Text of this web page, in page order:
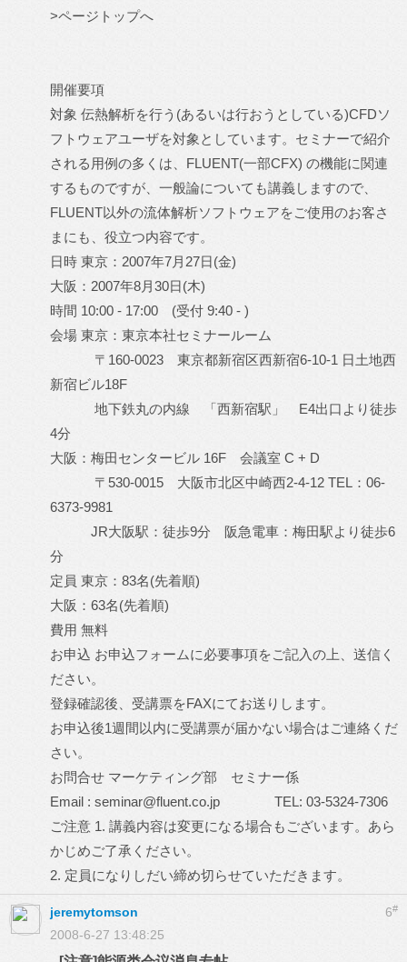
>ページトップへ
開催要項
対象 伝熱解析を行う(あるいは行おうとしている)CFDソ
フトウェアユーザを対象としています。セミナーで紹介
される用例の多くは、FLUENT(一部CFX) の機能に関連
するものですが、一般論についても講義しますので、
FLUENT以外の流体解析ソフトウェアをご使用のお客さ
まにも、役立つ内容です。
日時 東京：2007年7月27日(金)
大阪：2007年8月30日(木)
時間 10:00 - 17:00 (受付 9:40 - )
会場 東京：東京本社セミナールーム
〒160-0023 東京都新宿区西新宿6-10-1 日土地西
新宿ビル18F
地下鉄丸の内線 「西新宿駅」 E4出口より徒歩
4分
大阪：梅田センタービル 16F 会議室 C + D
〒530-0015 大阪市北区中崎西2-4-12 TEL：06-
6373-9981
JR大阪駅：徒歩9分 阪急電車：梅田駅より徒歩6
分
定員 東京：83名(先着順)
大阪：63名(先着順)
費用 無料
お申込 お申込フォームに必要事項をご記入の上、送信く
ださい。
登録確認後、受講票をFAXにてお送りします。
お申込後1週間以内に受講票が届かない場合はご連絡くだ
さい。
お問合せ マーケティング部 セミナー係
Email : seminar@fluent.co.jp TEL: 03-5324-7306
ご注意 1. 講義内容は変更になる場合もございます。あら
かじめご了承ください。
2. 定員になりしだい締め切らせていただきます。
6#
jeremytomson
2008-6-27 13:48:25